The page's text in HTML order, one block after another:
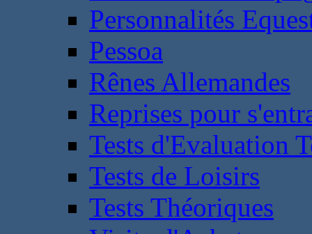
Personnalités
Pessoa
Rênes Allemandes
Reprises pour
Tests d'Evaluation
Tests de Loisirs
Tests Théoriques